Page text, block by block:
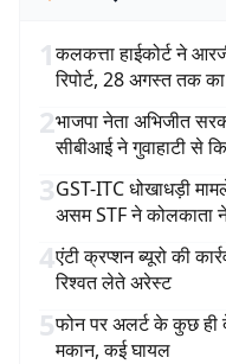
1कलकत्ता हाईकोर्ट ने
रिपोर्ट, 28 अगस्त तक
2भाजपा नेता अभिजीत
सीबीआई ने गुवाहाटी से
3GST-ITC धोखाधड़ी
असम STF ने कोलकाता ने
4एंटी क्रप्शन ब्यूरो की
रिश्वत लेते अरेस्ट
5फोन पर अलर्ट के कुछ ही
मकान, कई घायल